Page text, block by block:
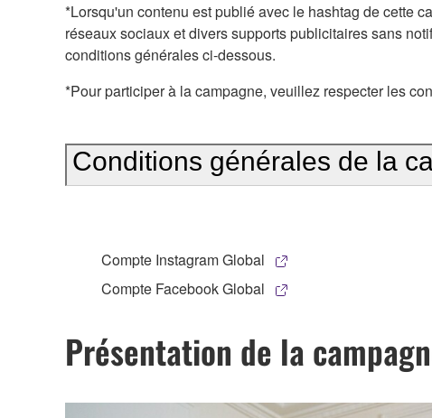
*Lorsqu'un contenu est publié avec le hashtag de cette
réseaux sociaux et divers supports publicitaires sans
conditions générales ci-dessous.
*Pour participer à la campagne, veuillez respecter les
Conditions générales de la
Compte Instagram Global
Compte Facebook Global
Présentation de la